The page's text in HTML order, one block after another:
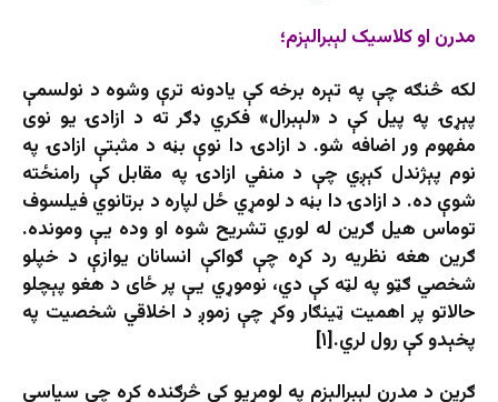
مدرن او کلاسیک لېبرالېزم؛
لکه څنګه چې په تېره برخه کې یادونه ترې وشوه د نولسمې
پېړۍ په پیل کې د «لېبرال» فکري ډګر ته د ازادۍ یو نوی
مفهوم ور اضافه شو. د ازادۍ دا نوې بڼه د مثبتې ازادۍ په
نوم پېژندل کېږي چې د منفي ازادۍ په مقابل کې رامنځته
شوې ده. د ازادۍ دا بڼه د لومړي ځل لپاره د برتانوي فیلسوف
توماس هیل ګرین له لوري تشریح شوه او وده یې ومونده.
ګرین هغه نظریه رد کړه چې ګواکې انسانان یوازې د خپلو
شخصي ګټو په لټه کې دي، نوموړي یې پر ځای د هغو پېچلو
حالاتو پر اهمیت ټینګار وکړ چې زموږ د اخلاقي شخصیت په
پخېدو کې رول لري.[۱]
ګرین د مدرن لېبرالېزم په لومړیو کې څرګنده کړه چې سیاسي